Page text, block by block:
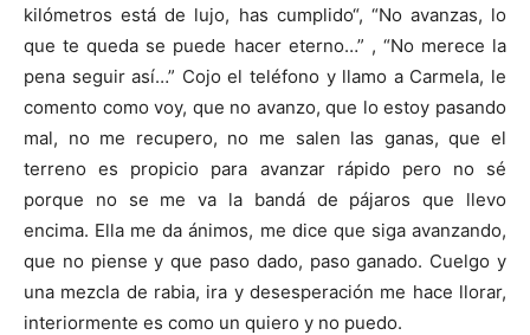
kilómetros está de lujo, has cumplido“, “No avanzas, lo
que te queda se puede hacer eterno…” , “No merece la
pena seguir así…” Cojo el teléfono y llamo a Carmela, le
comento como voy, que no avanzo, que lo estoy pasando
mal, no me recupero, no me salen las ganas, que el
terreno es propicio para avanzar rápido pero no sé
porque no se me va la bandá de pájaros que llevo
encima. Ella me da ánimos, me dice que siga avanzando,
que no piense y que paso dado, paso ganado. Cuelgo y
una mezcla de rabia, ira y desesperación me hace llorar,
interiormente es como un quiero y no puedo.